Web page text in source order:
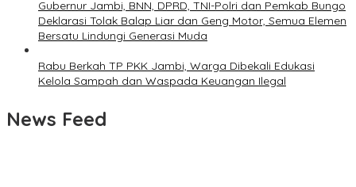
Gubernur Jambi, BNN, DPRD, TNI-Polri dan Pemkab Bungo
Deklarasi Tolak Balap Liar dan Geng Motor, Semua Elemen
Bersatu Lindungi Generasi Muda
Rabu Berkah TP PKK Jambi, Warga Dibekali Edukasi
Kelola Sampah dan Waspada Keuangan Ilegal
News Feed